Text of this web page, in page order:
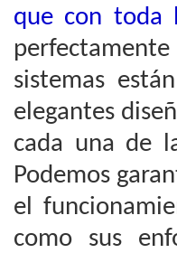
que con toda
sistemas
elegantes
cada una de
Podemos
el
como sus